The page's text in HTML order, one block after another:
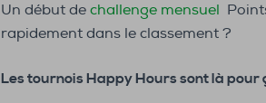
Un début de challenge mensuel
rapidement dans le classement ?
Les tournois Happy Hours sont là pour